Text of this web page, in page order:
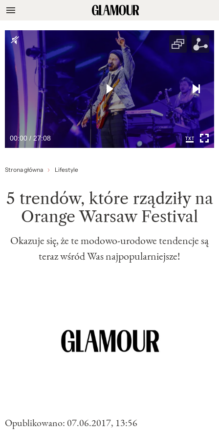
00:00 / 27:08
Strona główna Lifestyle
5 trendów, które rządziły na
Orange Warsaw Festival
Okazuje się, że te modowo-urodowe tendencje są
teraz wśród Was najpopularniejsze!
Opublikowano: 07.06.2017, 13:56